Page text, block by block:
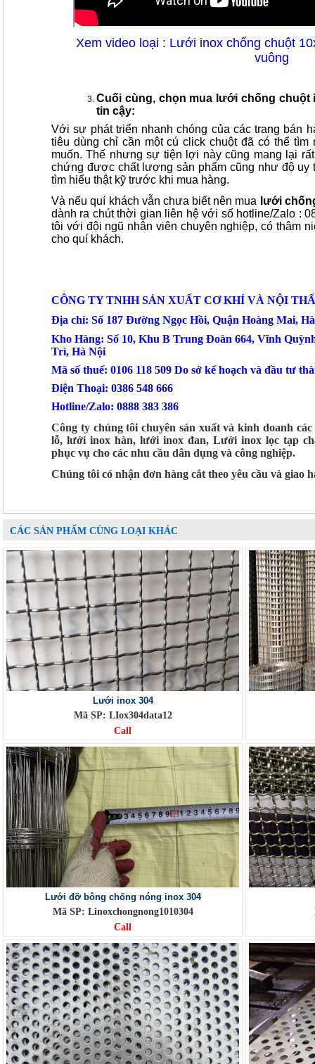
Xem video loại : Lưới inox chống chuột
vuông
Cuối cùng, chọn mua lưới chống
tin cậy:
Với sự phát triển nhanh chóng của các trang bán
tiêu dùng chỉ cần một cú click chuột đã có thể tìm
muốn. Thế nhưng sự tiện lợi này cũng mang lại
chứng được chất lượng sản phẩm cũng như độ uy
tìm hiểu thật kỹ trước khi mua hàng.
Và nếu quí khách vẫn chưa biết nên mua
lưới
dành ra chút thời gian liên hệ với số hotline/Zalo :
tôi với đội ngũ nhân viên chuyên nghiệp, có thâm
cho quí khách.
CÔNG TY TNHH SẢN XUẤT CƠ KHÍ VÀ NỘI
Địa chỉ: Số 187 Đường Ngọc Hồi, Quận Hoàng Mai,
Kho Hàng: Số 10, Khu B Trung Đoàn 664, Vĩnh
Trì, Hà Nội
Mã số thuế: 0106 118 509 Do sở kế hoạch và đầu tư
Điện Thoại: 0386 548 666
Hotline/Zalo: 0888 383 386
Công ty chúng tôi chuyên sản xuất và kinh doanh
lỗ, lưới inox hàn, lưới inox đan, Lưới inox lọc tạp
phục vụ cho các nhu cầu dân dụng và công nghiệp.
Chúng tôi có nhận đơn hàng cắt theo yêu cầu và giao
CÁC SẢN PHẨM CÙNG LOẠI KHÁC
Lưới inox 304
Mã SP: LIox304data12
Call
Lưới đỡ bông chống nóng inox 304
Mã SP: Linoxchongnong1010304
Call